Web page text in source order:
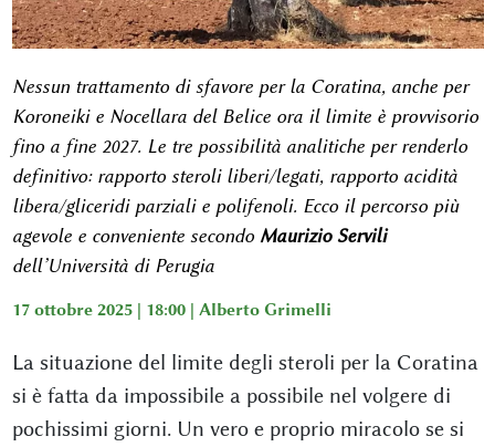
Nessun trattamento di sfavore per la Coratina, anche per
Koroneiki e Nocellara del Belice ora il limite è provvisorio
fino a fine 2027. Le tre possibilità analitiche per renderlo
definitivo: rapporto steroli liberi/legati, rapporto acidità
libera/gliceridi parziali e polifenoli. Ecco il percorso più
agevole e conveniente secondo Maurizio Servili
dell’Università di Perugia
17 ottobre 2025 | 18:00 | Alberto Grimelli
La situazione del limite degli steroli per la Coratina
si è fatta da impossibile a possibile nel volgere di
pochissimi giorni. Un vero e proprio miracolo se si